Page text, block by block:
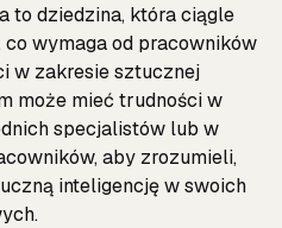
to dziedzina, która ciągle
wymaga od pracowników
w zakresie sztucznej
może mieć trudności w
specjalistów lub w
aby zrozumieli,
inteligencję w swoich